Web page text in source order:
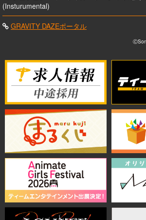
(Insturumental)
GRAVITY DAZEポータル